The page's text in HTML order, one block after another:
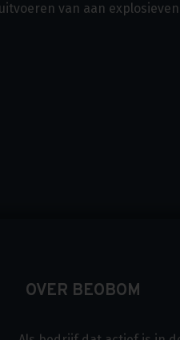
van aan
OVER BEOBOM